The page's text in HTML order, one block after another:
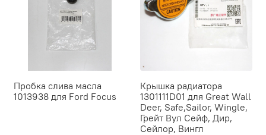
Пробка слива масла
1013938 для Ford Focus
Крышка радиатора
1301111D01 для Great Wall
Deer, Safe,Sailor, Wingle,
Грейт Вул Сейф, Дир,
Сейлор, Вингл